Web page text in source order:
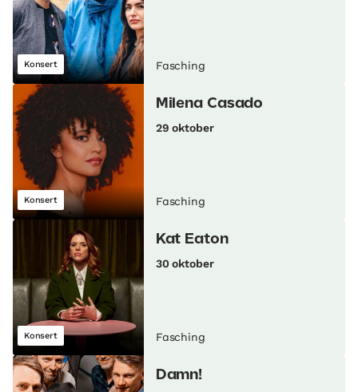
Konsert Fasching
Konsert
Milena Casado
29 oktober
Fasching
Konsert
Kat Eaton
30 oktober
Fasching
Damn!